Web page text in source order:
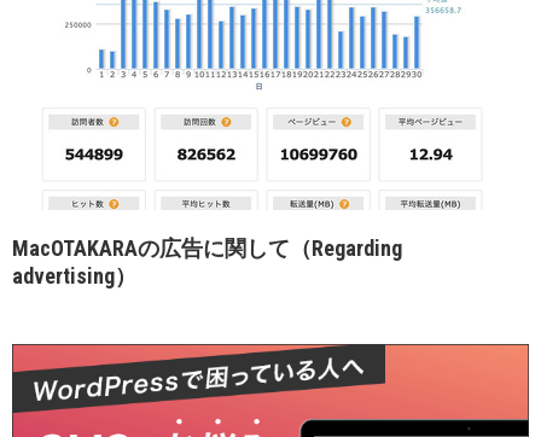
MacOTAKARAの広告に関して（Regarding
advertising）